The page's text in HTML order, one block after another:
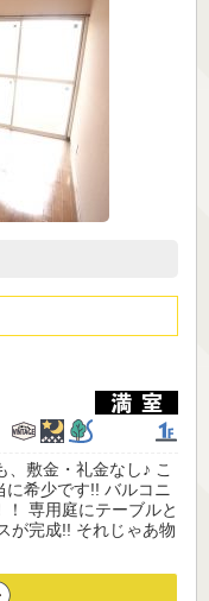
敷金・礼金なし♪ こ
希少です!! バルコニ
専用庭にテーブルと
が完成!! それじゃあ物